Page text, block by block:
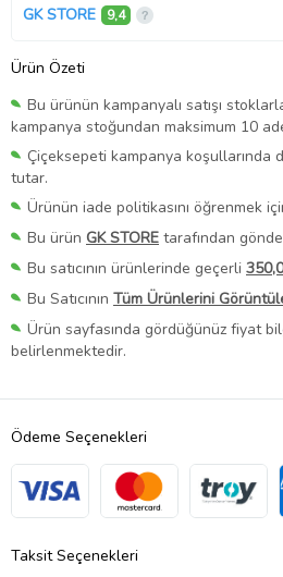
GK STORE 9,4
Ürün Özeti
Bu ürünün kampanyalı satışı
kampanya stoğundan maksimum 10
Çiçeksepeti kampanya koşullarında
tutar.
Ürünün iade politikasını öğrenmek
Bu ürün GK STORE tarafından
Bu satıcının ürünlerinde geçerli
Bu Satıcının Tüm Ürünlerini
Ürün sayfasında gördüğünüz fiyat
belirlenmektedir.
Ödeme Seçenekleri
Taksit Seçenekleri